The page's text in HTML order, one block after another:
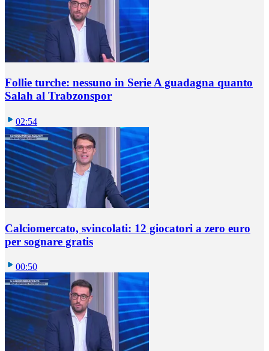
Follie turche: nessuno in Serie A guadagna quanto
Salah al Trabzonspor
02:54
Calciomercato, svincolati: 12 giocatori a zero euro
per sognare gratis
00:50